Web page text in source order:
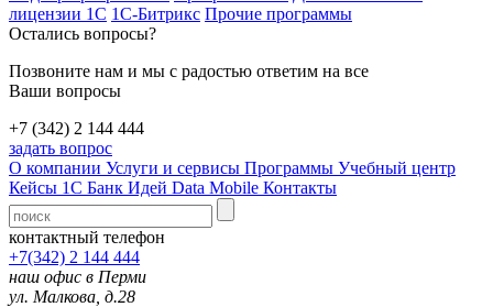
лицензии 1С 1С-Битрикс Прочие программы
Остались вопросы?
Позвоните нам и мы с радостью ответим на все
Ваши вопросы
+7 (342) 2 144 444
задать вопрос
О компании Услуги и сервисы Программы Учебный центр
Кейсы 1С Банк Идей Data Mobile Контакты
контактный телефон
+7(342) 2 144 444
наш офис в Перми
ул. Малкова, д.28